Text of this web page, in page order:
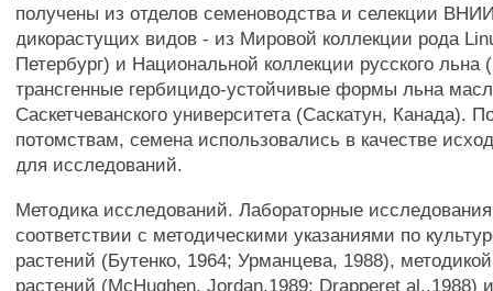
получены из отделов семеноводства и селекции
дикорастущих видов - из Мировой коллекции рода
Петербург) и Национальной коллекции русского
трансгенные гербицидо-устойчивые формы льна
Саскетчеванского университета (Саскатун, Канада).
потомствам, семена использовались в качестве
для исследований.
Методика исследований. Лабораторные
соответствии с методическими указаниями по
растений (Бутенко, 1964; Урманцева, 1988),
растений (McHughen, Jordan,1989; Drapperet al.,1988)